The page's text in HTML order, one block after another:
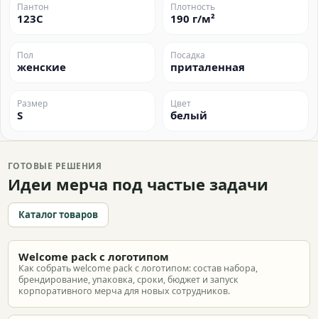
Пантон
123C
Плотность
190 г/м²
Пол
женские
Посадка
приталенная
Размер
S
Цвет
белый
ГОТОВЫЕ РЕШЕНИЯ
Идеи мерча под частые задачи
Каталог товаров
Welcome pack с логотипом
Как собрать welcome pack с логотипом: состав набора,
брендирование, упаковка, сроки, бюджет и запуск
корпоративного мерча для новых сотрудников.